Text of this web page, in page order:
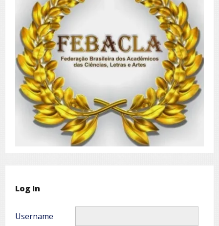
Log In
Username